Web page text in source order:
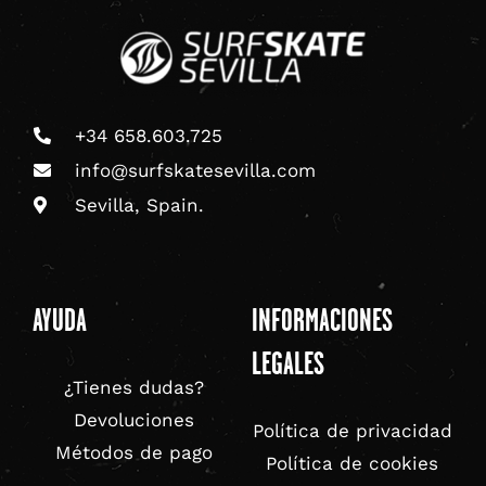
+34 658.603.725
info@surfskatesevilla.com
Sevilla, Spain.
AYUDA
¿Tienes dudas?
Devoluciones
Métodos de pago
INFORMACIONES
LEGALES
Política de privacidad
Política de cookies